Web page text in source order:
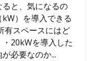
と、気になるの
）を導入できる
有スペースにはど
20kWを導入した
必要なのか...